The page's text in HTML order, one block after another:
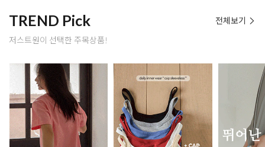
TREND Pick
저스트원이 선택한 주목상품!
전체보기